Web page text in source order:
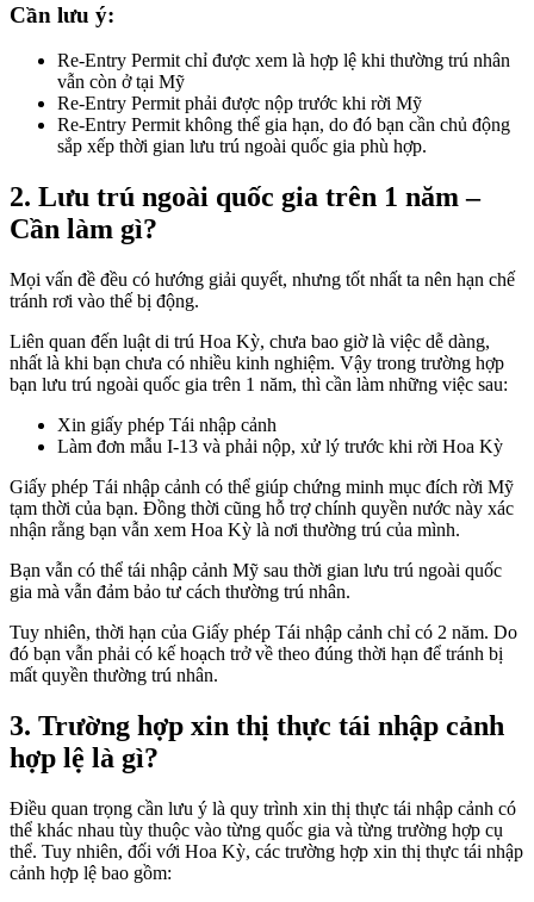
Cần lưu ý:
Re-Entry Permit chỉ được xem là hợp lệ khi thường trú nhân
vẫn còn ở tại Mỹ
Re-Entry Permit phải được nộp trước khi rời Mỹ
Re-Entry Permit không thể gia hạn, do đó bạn cần chủ động
sắp xếp thời gian lưu trú ngoài quốc gia phù hợp.
2. Lưu trú ngoài quốc gia trên 1 năm –
Cần làm gì?
Mọi vấn đề đều có hướng giải quyết, nhưng tốt nhất ta nên hạn chế
tránh rơi vào thế bị động.
Liên quan đến luật di trú Hoa Kỳ, chưa bao giờ là việc dễ dàng,
nhất là khi bạn chưa có nhiều kinh nghiệm. Vậy trong trường hợp
bạn lưu trú ngoài quốc gia trên 1 năm, thì cần làm những việc sau:
Xin giấy phép Tái nhập cảnh
Làm đơn mẫu I-13 và phải nộp, xử lý trước khi rời Hoa Kỳ
Giấy phép Tái nhập cảnh có thể giúp chứng minh mục đích rời Mỹ
tạm thời của bạn. Đồng thời cũng hỗ trợ chính quyền nước này xác
nhận rằng bạn vẫn xem Hoa Kỳ là nơi thường trú của mình.
Bạn vẫn có thể tái nhập cảnh Mỹ sau thời gian lưu trú ngoài quốc
gia mà vẫn đảm bảo tư cách thường trú nhân.
Tuy nhiên, thời hạn của Giấy phép Tái nhập cảnh chỉ có 2 năm. Do
đó bạn vẫn phải có kế hoạch trở về theo đúng thời hạn để tránh bị
mất quyền thường trú nhân.
3. Trường hợp xin thị thực tái nhập cảnh
hợp lệ là gì?
Điều quan trọng cần lưu ý là quy trình xin thị thực tái nhập cảnh có
thể khác nhau tùy thuộc vào từng quốc gia và từng trường hợp cụ
thể. Tuy nhiên, đối với Hoa Kỳ, các trường hợp xin thị thực tái nhập
cảnh hợp lệ bao gồm: